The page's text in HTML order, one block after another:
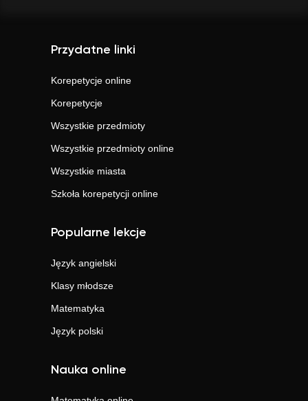
Przydatne linki
Korepetycje online
Korepetycje
Wszystkie przedmioty
Wszystkie przedmioty online
Wszystkie miasta
Szkoła korepetycji online
Popularne lekcje
Język angielski
Klasy młodsze
Matematyka
Język polski
Nauka online